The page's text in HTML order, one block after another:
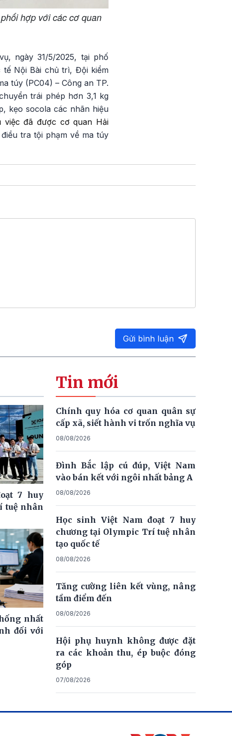
hợp với các cơ quan
ngày 31/5/2025, tại phố
tế Nội Bài chủ trì, Đội kiểm
túy (PC04) – Công an TP.
trái phép hơn 3,1 kg
kẹo socola các nhãn hiệu
việc đã được cơ quan Hải
tra tội phạm về ma túy
Gửi bình luận
7 huy
tuệ nhân
nhất
đối với
Tin mới
Chính quy hóa cơ quan quân sự
cấp xã, siết hành vi trốn nghĩa vụ
08/08/2026
Đình Bắc lập cú đúp, Việt Nam
vào bán kết với ngôi nhất bảng A
08/08/2026
Học sinh Việt Nam đoạt 7 huy
chương tại Olympic Trí tuệ nhân
tạo quốc tế
08/08/2026
Tăng cường liên kết vùng, nâng
tầm điểm đến
08/08/2026
Hội phụ huynh không được đặt
ra các khoản thu, ép buộc đóng
góp
07/08/2026